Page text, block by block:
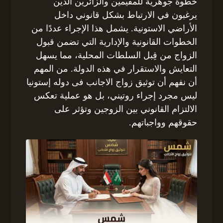
يرغبون في الارتباط بشكل قانوني داخل
الأراضي الاستونية. يشمل هذا الإجراء عددًا من
الخطوات القانونية والإدارية التي تضمن قبول
الزواج من قِبل السلطات المحلية، مما يسهل
التعايش والاستقرار في هذه الدولة. من المهم
أن نفهم أن توثيق زواج الاجانب فى دوله إستونيا
ليس مجرد إجراء روتيني، بل هو عملية تعكس
الالتزام القانوني بين الزوجين وتؤثر على
حقوقهم وواجباتهم.